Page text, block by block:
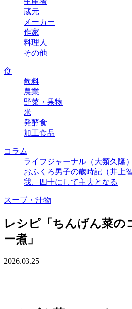
蔵元
メーカー
作家
料理人
その他
食
飲料
農業
野菜・果物
米
発酵食
加工食品
コラム
ライフジャーナル（大類久隆）
おふくろ男子の歳時記（井上智
我、四十にして主夫となる
スープ・汁物
レシピ「ちんげん菜の
ー煮」
2026.03.25